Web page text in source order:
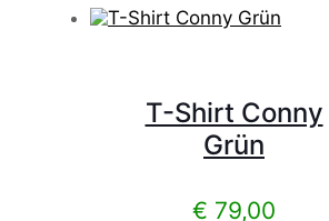
T-Shirt Conny
Grün
€ 79,00